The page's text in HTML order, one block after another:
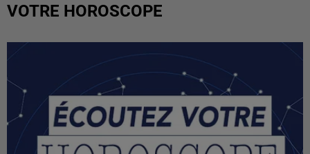
VOTRE HOROSCOPE